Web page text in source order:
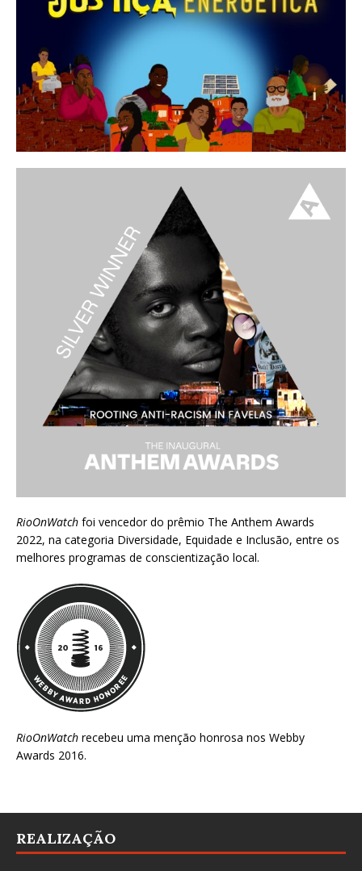
RioOnWatch foi vencedor do prêmio The Anthem Awards
2022, na categoria Diversidade, Equidade e Inclusão, entre os
melhores programas de conscientização local.
RioOnWatch recebeu uma menção honrosa nos Webby
Awards 2016.
REALIZAÇÃO